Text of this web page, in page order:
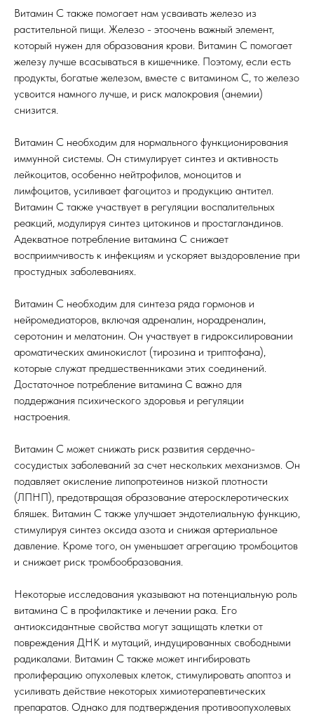
Витамин С также помогает нам усваивать железо из
растительной пищи. Железо - этоочень важный элемент,
который нужен для образования крови. Витамин С помогает
железу лучше всасываться в кишечнике. Поэтому, если есть
продукты, богатые железом, вместе с витамином С, то железо
усвоится намного лучше, и риск малокровия (анемии)
снизится.
Витамин С необходим для нормального функционирования
иммунной системы. Он стимулирует синтез и активность
лейкоцитов, особенно нейтрофилов, моноцитов и
лимфоцитов, усиливает фагоцитоз и продукцию антител.
Витамин С также участвует в регуляции воспалительных
реакций, модулируя синтез цитокинов и простагландинов.
Адекватное потребление витамина С снижает
восприимчивость к инфекциям и ускоряет выздоровление при
простудных заболеваниях.
Витамин С необходим для синтеза ряда гормонов и
нейромедиаторов, включая адреналин, норадреналин,
серотонин и мелатонин. Он участвует в гидроксилировании
ароматических аминокислот (тирозина и триптофана),
которые служат предшественниками этих соединений.
Достаточное потребление витамина С важно для
поддержания психического здоровья и регуляции
настроения.
Витамин С может снижать риск развития сердечно-
сосудистых заболеваний за счет нескольких механизмов. Он
подавляет окисление липопротеинов низкой плотности
(ЛПНП), предотвращая образование атеросклеротических
бляшек. Витамин С также улучшает эндотелиальную функцию,
стимулируя синтез оксида азота и снижая артериальное
давление. Кроме того, он уменьшает агрегацию тромбоцитов
и снижает риск тромбообразования.
Некоторые исследования указывают на потенциальную роль
витамина С в профилактике и лечении рака. Его
антиоксидантные свойства могут защищать клетки от
повреждения ДНК и мутаций, индуцированных свободными
радикалами. Витамин С также может ингибировать
пролиферацию опухолевых клеток, стимулировать апоптоз и
усиливать действие некоторых химиотерапевтических
препаратов. Однако для подтверждения противоопухолевых